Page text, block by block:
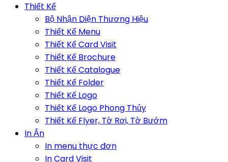
Thiết Kế
Bộ Nhận Diện Thương Hiệu
Thiết Kế Menu
Thiết Kế Card Visit
Thiết Kế Brochure
Thiết Kế Catalogue
Thiết Kế Folder
Thiết Kế Logo
Thiết Kế Logo Phong Thủy
Thiết Kế Flyer, Tờ Rơi, Tờ Bướm
In Ấn
In menu thực đơn
In Card Visit